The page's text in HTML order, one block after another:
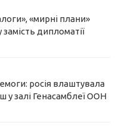
«мирні плани»
замість дипломатії
росія влаштувала
у залі Генасамблеї ООН